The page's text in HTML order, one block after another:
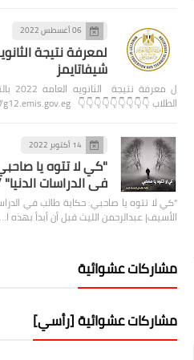
06 أغسطس 2022
شيفاتايمز
ل
الطلاب 👇👇👇👇👇👇👇👇👇 https://g12.emis.gov.eg/ وال…
14 أكتوبر 2022
"كي لا تتوه يا
في الدراسات
"كي لا تتوه يا صاحبي: حكاية طالب في
الأسيف| عبدالرحمن الليث قبل أن أبدأ بهذه ا…
مشاركات عشوائية
مشاركات عشوائية [رأسي]